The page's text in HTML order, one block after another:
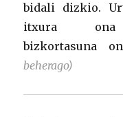
bidali dizkio.
itxura
bizkortasuna
beherago)